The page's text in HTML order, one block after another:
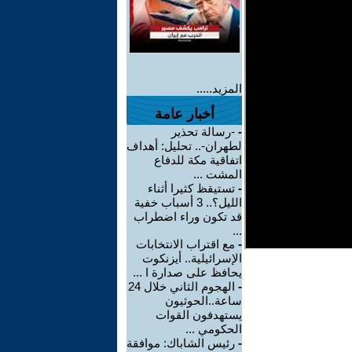
المزيد.....
أخبار عامة
- -رسالة تحذير
لطهران-.. تحليل: أهداف
اتفاقية مكة للدفاع
المشت ...
- تستيقظ كثيرا أثناء
الليل؟.. 3 أسباب خفية
قد تكون وراء اضطراب
...
- مع اقتراب الانتخابات
الإسرائيلية.. أيزنكوت
يحافظ على صدارة ا ...
-
الهجوم الثاني خلال 24
ساعة..الحوثيون
يستهدفون القوات
الحكومي ...
- رئيس الشاباك: موافقة